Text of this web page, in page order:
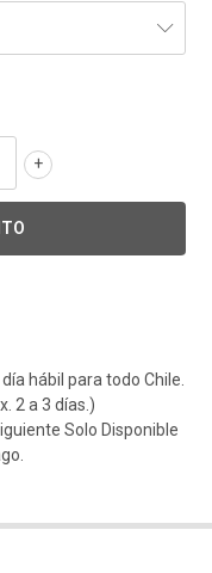
+
hábil para todo Chile.
2 a 3 días.)
Solo Disponible